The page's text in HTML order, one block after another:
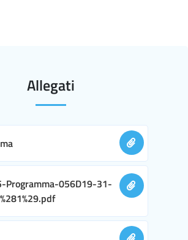
Allegati
Programma-056D19-31-